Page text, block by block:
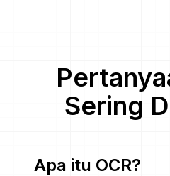
Sering
Apa itu OCR?